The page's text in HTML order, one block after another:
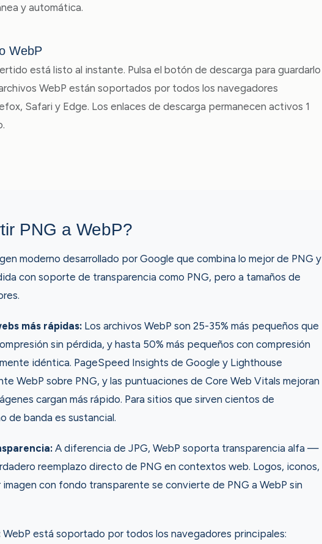
y automática.
WebP
está listo al instante. Pulsa el botón de descarga para guardarlo
WebP están soportados por todos los navegadores
Safari y Edge. Los enlaces de descarga permanecen activos 1
PNG a WebP?
moderno desarrollado por Google que combina lo mejor de PNG y
con soporte de transparencia como PNG, pero a tamaños de
más rápidas: Los archivos WebP son 25-35% más pequeños que
sin pérdida, y hasta 50% más pequeños con compresión
idéntica. PageSpeed Insights de Google y Lighthouse
WebP sobre PNG, y las puntuaciones de Core Web Vitals mejoran
cargan más rápido. Para sitios que sirven cientos de
de banda es sustancial.
A diferencia de JPG, WebP soporta transparencia alfa —
reemplazo directo de PNG en contextos web. Logos, iconos,
con fondo transparente se convierte de PNG a WebP sin
WebP está soportado por todos los navegadores principales: